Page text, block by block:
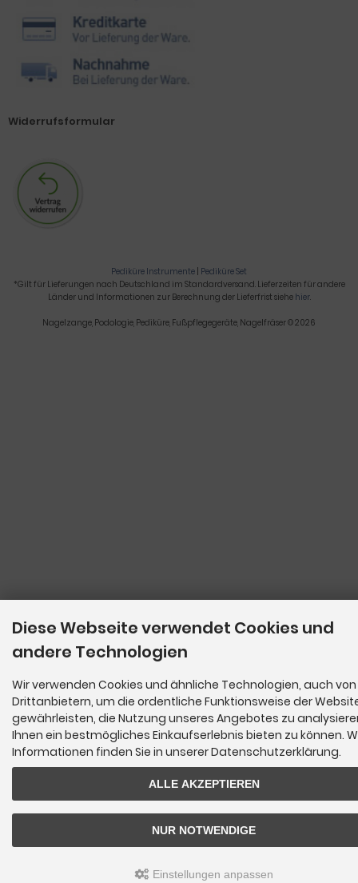
Widerrufsformular
Pediküre Instrumente | Pediküre Set
*Gilt für Lieferungen nach Deutschland im Standardversand. Lieferzeiten für andere
Länder und Informationen zur Berechnung der Lieferfrist siehe hier.
Nagelzange, Podologie, Pediküre, Fußpflegegeräte, Nagelfräser © 2026
Diese Webseite verwendet Cookies und
andere Technologien
Wir verwenden Cookies und ähnliche Technologien, auch von
Drittanbietern, um die ordentliche Funktionsweise der
gewährleisten, die Nutzung unseres Angebotes zu
Ihnen ein bestmögliches Einkaufserlebnis bieten zu können.
Informationen finden Sie in unserer Datenschutzerklärung.
ALLE AKZEPTIEREN
NUR NOTWENDIGE
Einstellungen anpassen